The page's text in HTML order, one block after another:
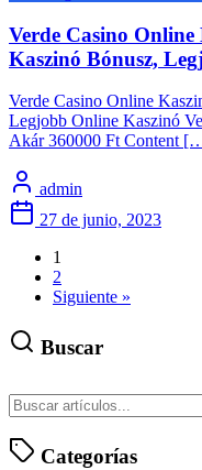
Verde Casino Online
Kaszinó Bónusz,
Verde Casino Online
Legjobb Online Kaszinó
Akár 360000 Ft Content
admin
27 de junio, 2023
1
2
Siguiente »
Buscar
Categorías